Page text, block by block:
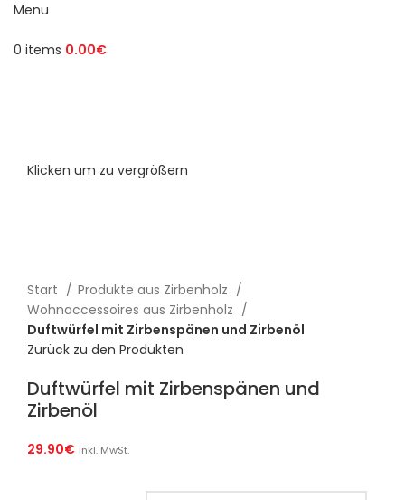
Menu
0 items 0.00€
Klicken um zu vergrößern
Start
Produkte aus Zirbenholz
Wohnaccessoires aus Zirbenholz
Duftwürfel mit Zirbenspänen und Zirbenöl
Zurück zu den Produkten
Duftwürfel mit Zirbenspänen und
Zirbenöl
29.90€ inkl. MwSt.